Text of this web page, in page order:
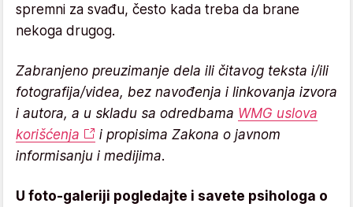
spremni za svađu, često kada treba da brane
nekoga drugog.
Zabranjeno preuzimanje dela ili čitavog teksta i/ili
fotografija/videa, bez navođenja i linkovanja izvora
i autora, a u skladu sa odredbama WMG uslova
korišćenja
i propisima Zakona o javnom
informisanju i medijima.
U foto-galeriji pogledajte i savete psihologa o